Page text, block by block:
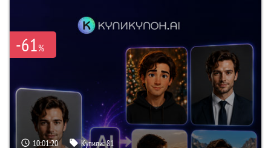
-61%
10:01:19 Купили:81